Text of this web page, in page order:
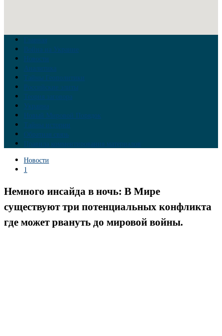
Главная
Война на Украине
Новости
Аналитика
Тайны Геополитики
Российские элиты
Теория заговора
Украина
Новый Мировой Порядок
Тайны истории
Обратная связь
Правила комментирования материалов
Новости
1
Немного инсайда в ночь: В Мире
существуют три потенциальных конфликта
где может рвануть до мировой войны.